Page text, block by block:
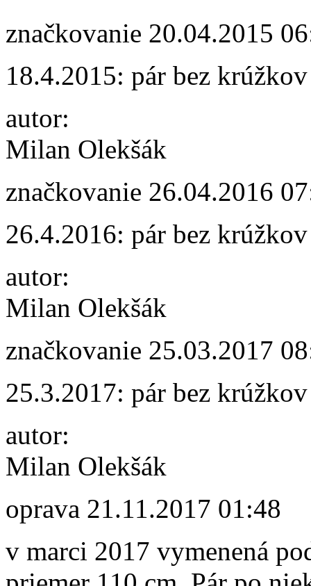
značkovanie 20.04.2015
18.4.2015: pár bez krúžkov
autor:
Milan Olekšák
značkovanie 26.04.2016
26.4.2016: pár bez krúžkov
autor:
Milan Olekšák
značkovanie 25.03.2017
25.3.2017: pár bez krúžkov
autor:
Milan Olekšák
oprava 21.11.2017 01:48
v marci 2017 vymenená